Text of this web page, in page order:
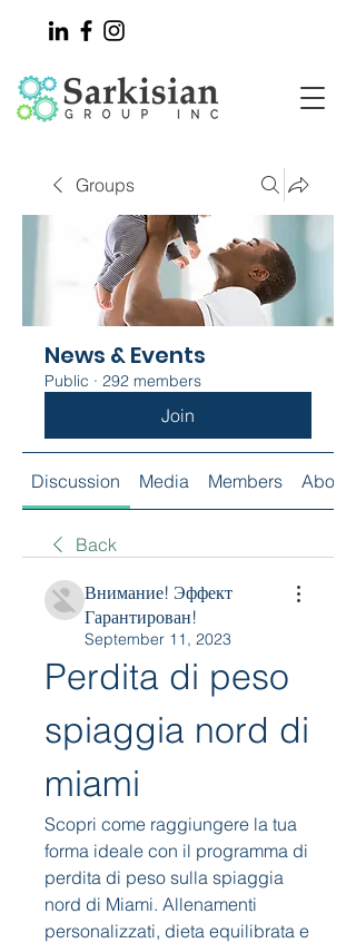
Groups
News & Events
Public · 292 members
Join
Discussion Media Members About
Back
Внимание! Эффект
Гарантирован!
September 11, 2023
Perdita di peso
spiaggia nord di
miami
Scopri come raggiungere la tua
forma ideale con il programma di
perdita di peso sulla spiaggia
nord di Miami. Allenamenti
personalizzati, dieta equilibrata e